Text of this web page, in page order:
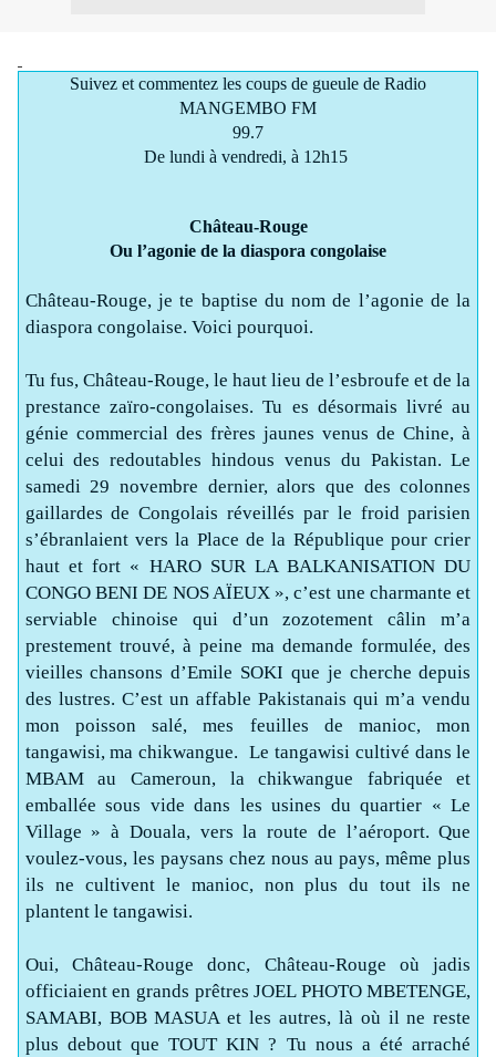
Suivez et commentez les coups de gueule de Radio
MANGEMBO FM
99.7
De lundi à vendredi, à 12h15
Château-Rouge
Ou l’agonie de la diaspora congolaise
Château-Rouge, je te baptise du nom de l’agonie de la
diaspora congolaise. Voici pourquoi.
Tu fus, Château-Rouge, le haut lieu de l’esbroufe et de la
prestance zaïro-congolaises. Tu es désormais livré au
génie commercial des frères jaunes venus de Chine, à
celui des redoutables hindous venus du Pakistan. Le
samedi 29 novembre dernier, alors que des colonnes
gaillardes de Congolais réveillés par le froid parisien
s’ébranlaient vers la Place de la République pour crier
haut et fort « HARO SUR LA BALKANISATION DU
CONGO BENI DE NOS AÏEUX », c’est une charmante et
serviable chinoise qui d’un zozotement câlin m’a
prestement trouvé, à peine ma demande formulée, des
vieilles chansons d’Emile SOKI que je cherche depuis
des lustres. C’est un affable Pakistanais qui m’a vendu
mon poisson salé, mes feuilles de manioc, mon
tangawisi, ma chikwangue. Le tangawisi cultivé dans le
MBAM au Cameroun, la chikwangue fabriquée et
emballée sous vide dans les usines du quartier « Le
Village » à Douala, vers la route de l’aéroport. Que
voulez-vous, les paysans chez nous au pays, même plus
ils ne cultivent le manioc, non plus du tout ils ne
plantent le tangawisi.
Oui, Château-Rouge donc, Château-Rouge où jadis
officiaient en grands prêtres JOEL PHOTO MBETENGE,
SAMABI, BOB MASUA et les autres, là où il ne reste
plus debout que TOUT KIN ? Tu nous a été arraché